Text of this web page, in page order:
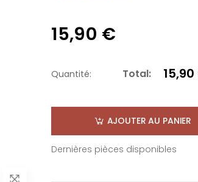
15,90 €
Quantité: Total:
AJOUTER AU PANIER
Dernières pièces disponibles